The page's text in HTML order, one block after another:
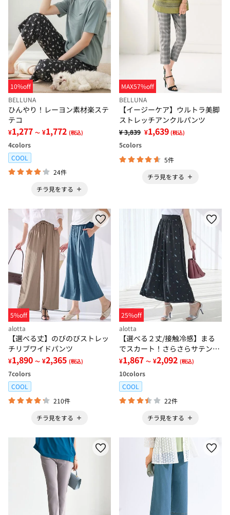
10%off
BELLUNA
ひんやり！レーヨン素材楽ステ
テコ
¥1,277 ～ ¥1,772 (税込)
4colors
COOL
24件
チラ見をする
MAX57%off
BELLUNA
【イージーケア】ウルトラ美脚
ストレッチアンクルパンツ
¥ 3,839 ¥1,639 (税込)
5colors
5件
チラ見をする
5%off
alotta
【選べる丈】のびのびストレッ
チリブワイドパンツ
¥1,890 ～ ¥2,365 (税込)
7colors
COOL
210件
チラ見をする
25%off
alotta
【選べる２丈/接触冷感】まる
でスカート！さらさらサテン素
材スカーチョパンツ
¥1,867 ～ ¥2,092 (税込)
10colors
COOL
22件
チラ見をする